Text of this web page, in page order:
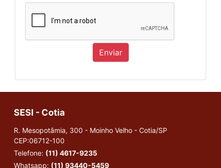
Enviar
SESI - Cotia
R. Mesopotâmia, 300 - Moinho Velho - Cotia/SP
CEP:06712-100
Telefone: (11) 4617-9235
Whatsapp: (11) 93440-5459